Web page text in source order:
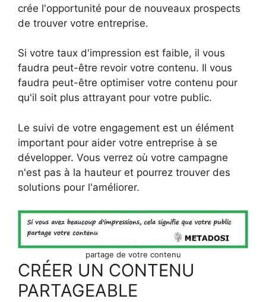
crée l'opportunité pour de nouveaux prospects
de trouver votre entreprise.
Si votre taux d'impression est faible, il vous
faudra peut-être revoir votre contenu. Il vous
faudra peut-être optimiser votre contenu pour
qu'il soit plus attrayant pour votre public.
Le suivi de votre engagement est un élément
important pour aider votre entreprise à se
développer. Vous verrez où votre campagne
n'est pas à la hauteur et pourrez trouver des
solutions pour l'améliorer.
partage de votre contenu
CRÉER UN CONTENU
PARTAGEABLE